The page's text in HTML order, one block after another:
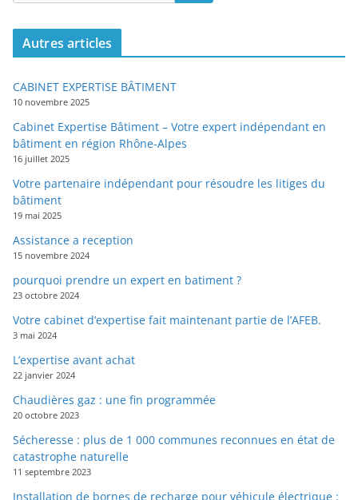
Autres articles
CABINET EXPERTISE BÂTIMENT
10 novembre 2025
Cabinet Expertise Bâtiment – Votre expert indépendant en
bâtiment en région Rhône-Alpes
16 juillet 2025
Votre partenaire indépendant pour résoudre les litiges du
bâtiment
19 mai 2025
Assistance a reception
15 novembre 2024
pourquoi prendre un expert en batiment ?
23 octobre 2024
Votre cabinet d’expertise fait maintenant partie de l’AFEB.
3 mai 2024
L’expertise avant achat
22 janvier 2024
Chaudières gaz : une fin programmée
20 octobre 2023
Sécheresse : plus de 1 000 communes reconnues en état de
catastrophe naturelle
11 septembre 2023
Installation de bornes de recharge pour véhicule électrique :